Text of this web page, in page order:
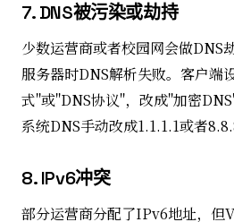
7. DNS被污染或劫持
少数运营商或者校园网会做DNS
服务器时DNS解析失败。客户端
式"或"DNS协议"，改成"加密
系统DNS手动改成1.1.1.1或者
8. IPv6冲突
部分运营商分配了IPv6地址，但